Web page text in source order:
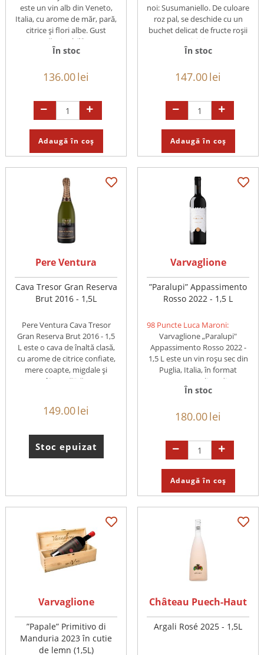
este un vin alb din Veneto,
Italia, cu arome de măr, pară,
citrice și flori albe. Gust
proaspăt și echilibrat, cu
textură ...
În stoc
136.00lei
Adaugă în coș
noi: Susumaniello. De culoare
roz pal, se deschide cu un
buchet delicat de fructe roșii
mici și ...
În stoc
147.00lei
Adaugă în coș
Pere Ventura
Cava Tresor Gran Reserva
Brut 2016 - 1,5L
Pere Ventura Cava Tresor
Gran Reserva Brut 2016 - 1,5
L este o cava de înaltă clasă,
cu arome de citrice confiate,
mere coapte, migdale și
pâine prăjită. ...
149.00lei
Stoc epuizat
Varvaglione
”Paralupi” Appassimento
Rosso 2022 - 1,5 L
98 Puncte Luca Maroni:
Varvaglione „Paralupi"
Appassimento Rosso 2022 -
1,5 L este un vin roșu sec din
Puglia, Italia, în format
Magnum, realizat din ...
În stoc
180.00lei
Adaugă în coș
Varvaglione
”Papale” Primitivo di
Manduria 2023 în cutie
de lemn (1,5L)
Château Puech-Haut
Argali Rosé 2025 - 1,5L